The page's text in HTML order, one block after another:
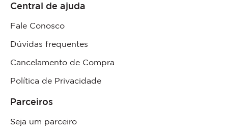
Central de ajuda
Fale Conosco
Dúvidas frequentes
Cancelamento de Compra
Política de Privacidade
Parceiros
Seja um parceiro